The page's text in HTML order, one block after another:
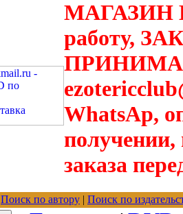
МАГАЗИН
работу,
WhatsAp,
получении,
заказа
Поиск по автору | Поиск по